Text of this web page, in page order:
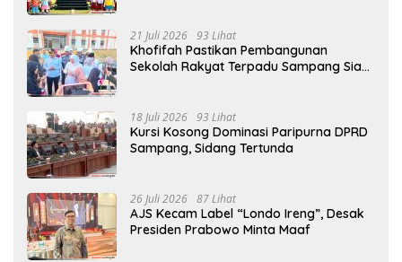
21 Juli 2026 93 Lihat
Khofifah Pastikan Pembangunan
Sekolah Rakyat Terpadu Sampang Siap
18 Juli 2026 93 Lihat
Kursi Kosong Dominasi Paripurna DPRD
Sampang, Sidang Tertunda
26 Juli 2026 87 Lihat
AJS Kecam Label “Londo Ireng”, Desak
Presiden Prabowo Minta Maaf